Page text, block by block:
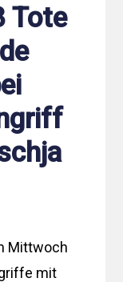
Tote
Mittwoch
mit